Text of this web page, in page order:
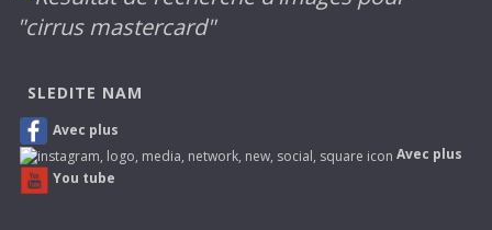
SLEDITE NAM
Avec plus
Avec plus
You tube